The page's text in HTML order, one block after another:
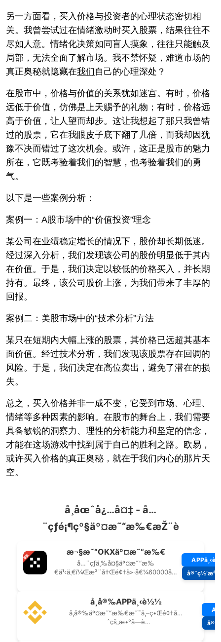
另一方面看，买入价格与投资者的心理状态密切相
关。我曾尝试过在情绪激动时买入股票，结果往往不
尽如人意。情绪化决策如同盲人摸象，往往只能触及
局部，无法全面了解市场。我不禁怀疑，难道市场的
真正奥秘就隐藏在我们 自己的心理深处？
在股市中，价格与价值的关系犹如迷宫。有时，价格
远低于价值，仿佛是上天赐予的礼物；有时，价格远
高于价值，让人望而却步。这让我想起了那只我曾错
过的股票，它在我眼皮子底下翻了几倍，而我却因犹
豫不决而错过了这次机会。或许，这正是股市的魅力
所在，它既考验着我们的智慧，也考验着我们的勇
气。
以下是一些案例分析：
案例一：A股市场中的“价值投资”理念
某公司在业绩稳定增长的情况下，股价却长期低迷。
经过深入分析，我们发现该公司的股价明显低于其内
在价值。于是，我们决定以较低的价格买入，并长期
持有。最终，该公司股价上涨，为我们带来了丰厚的
回报。
案例二：美股市场中的“技术分析”方法
某只在短期内大幅上涨的股票，其价格已远超其基本
面价值。经过技术分析，我们发现该股票存在回调的
风险。于是，我们决定在高位卖出，避免了潜在的损
失。
总之，买入价格并非一成不变，它受到市场、心理、
情绪等多种因素的影响。在股市的舞台上，我们需要
具备敏锐的洞察力、理性的分析能力和坚定的信念，
才能在这场游戏中找到属于自己的胜利之路。欧易，
或许买入价格的真正奥秘，就在于我们内心的那片天
空。